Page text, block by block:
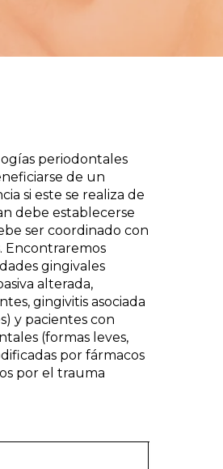
periodontales
de un
si este se realiza de
debe establecerse
ser coordinado con
Encontraremos
gingivales
alterada,
gingivitis asociada
y pacientes con
(formas leves,
por fármacos
por el trauma